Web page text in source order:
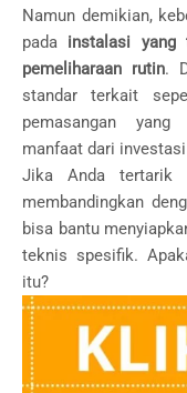
Namun demikian,
pada instalasi yang
pemeliharaan rutin.
standar terkait
pemasangan
manfaat dari
Jika Anda tertarik
membandingkan
bisa bantu
teknis spesifik.
itu?